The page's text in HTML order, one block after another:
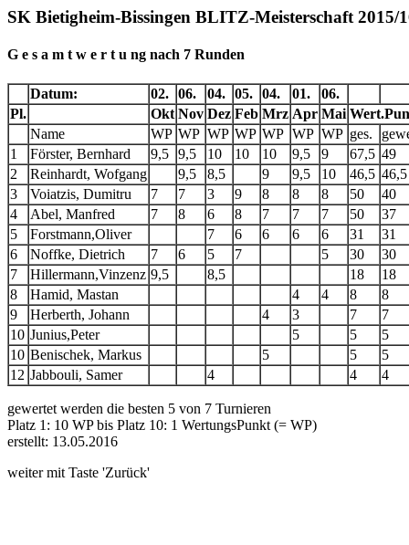
SK Bietigheim-Bissingen BLITZ-Meisterschaft 2015/
G e s a m t w e r t u ng nach 7 Runden
Datum: 02. 06. 04. 05. 04. 01.
06.
Pl.
Okt Nov Dez Feb Mrz Apr Mai
Name
WP WP WP WP WP WP WP ges.
1
Förster, Bernhard 9,5 9,5 10 10 10 9,5 9 67,5 49
2
Reinhardt, Wofgang 9,5 8,5 9 9,5 10 46,5 46,5
3
Voiatzis, Dumitru 7 7 3 9 8 8 8 50
40
4
Abel, Manfred 7 8 6 8 7 7 7 50
37
5
Forstmann,Oliver 7 6 6 6 6 31
31
6
Noffke, Dietrich 7 6 5 7 5 30
30
7
Hillermann,Vinzenz 9,5 8,5 18
18
8
Hamid, Mastan 4 4 8
8
9
Herberth, Johann 4 3 7
7
10 Junius,Peter 5 5
5
10 Benischek, Markus 5 5
5
12 Jabbouli, Samer 4 4 4
gewertet werden die besten 5 von 7 Turnieren
Platz 1: 10 WP bis Platz 10: 1 WertungsPunkt (= WP)
erstellt: 13.05.2016
weiter mit Taste 'Zurück'